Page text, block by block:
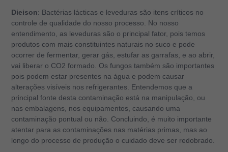
Dieison: Bactérias lácticas e leveduras são itens críticos no
controle de qualidade do nosso processo. No nosso
entendimento, as leveduras são o principal fator, pois temos
produtos com mais constituintes naturais no suco e pode
ocorrer de fermentar, gerar gás, estufar as garrafas, e ao abrir,
vai liberar o CO2 formado. Os fungos também são importantes
pois podem estar presentes na água e podem causar
alterações visíveis nos refrigerantes. Entendemos que a
principal fonte desta contaminação está na manipulação, ou
nas embalagens, nos equipamentos, causando uma
contaminação pontual ou não. Concluindo, é muito importante
atentar para as contaminações nas matérias primas, mas ao
longo do processo de produção o cuidado deve ser redobrado.